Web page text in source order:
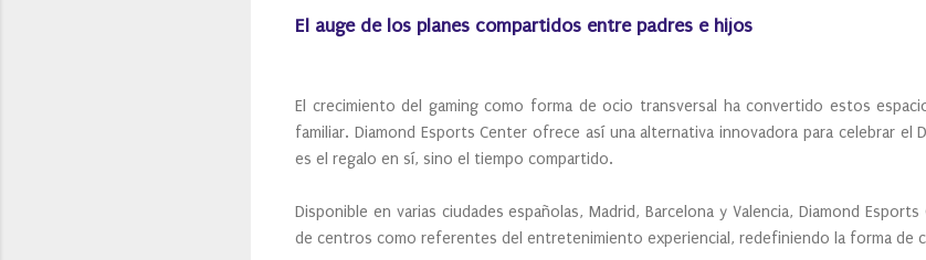
El auge de los planes compartidos entre padres e hijos
El crecimiento del gaming como forma de ocio transversal ha convertido estos
familiar. Diamond Esports Center ofrece así una alternativa innovadora para celebrar el
es el regalo en sí, sino el tiempo compartido.
Disponible en varias ciudades españolas, Madrid, Barcelona y Valencia, Diamond
de centros como referentes del entretenimiento experiencial, redefiniendo la forma de